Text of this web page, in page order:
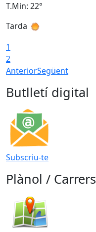
T.Min: 22°
Tarda
1
2
AnteriorSegüent
Butlletí digital
Subscriu-te
Plànol / Carrers